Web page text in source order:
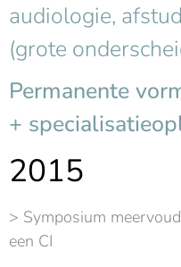
audiologie,
(grote
Permanente
+
2015
> Symposium
een CI